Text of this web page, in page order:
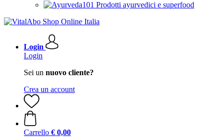
Prodotti ayurvedici e superfood
Login
Login
Sei un nuovo cliente?
Crea un account
Carrello € 0,00